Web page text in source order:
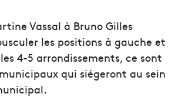
Vassal à Bruno Gilles
les positions à gauche et
4-5 arrondissements, ce sont
qui siégeront au sein